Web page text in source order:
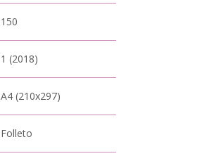
150
1 (2018)
A4 (210x297)
Folleto